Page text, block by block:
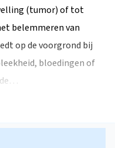
(tumor) of tot
belemmeren van
op de voorgrond bij
bloedingen of